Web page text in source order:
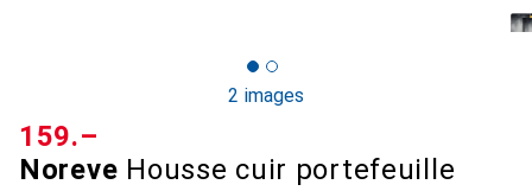
2 images
Noreve Housse cuir portefeuille
CHF
159.–